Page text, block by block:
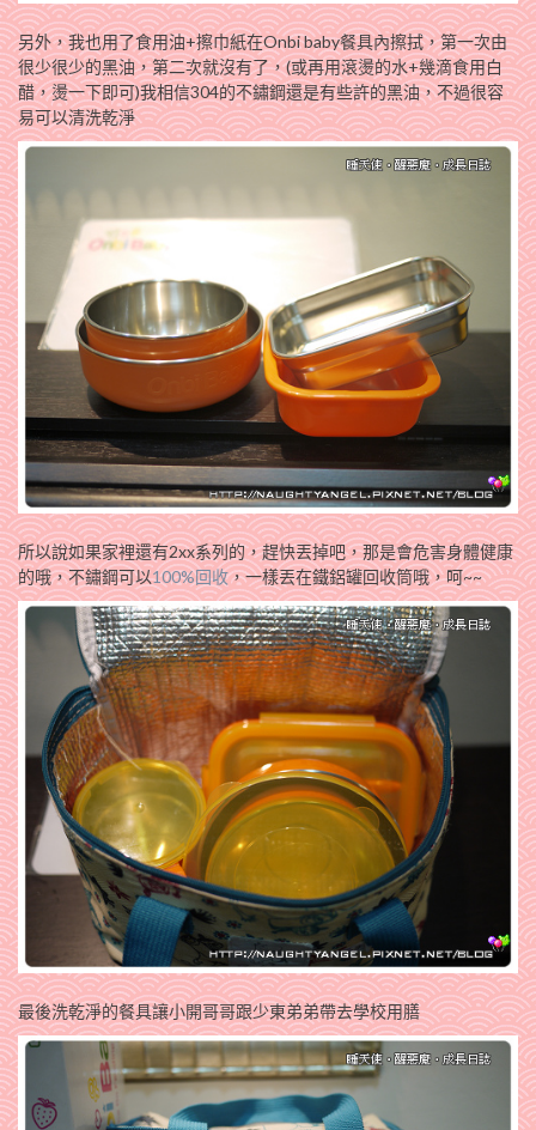
另外，我也用了食用油+擦巾紙在Onbi baby餐具內擦拭，第一次由
很少很少的黑油，第二次就沒有了，(或再用滾燙的水+幾滴食用白
醋，燙一下即可)我相信304的不鏽鋼還是有些許的黑油，不過很容
易可以清洗乾淨
所以說如果家裡還有2xx系列的，趕快丟掉吧，那是會危害身體健康
的哦，不鏽鋼可以100%回收，一樣丟在鐵鋁罐回收筒哦，呵~~
最後洗乾淨的餐具讓小開哥哥跟少東弟弟帶去學校用膳